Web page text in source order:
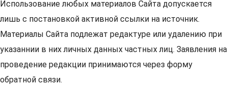
Использование любых материалов Сайта допускается
лишь с постановкой активной ссылки на источник.
Материалы Сайта подлежат редактуре или удалению при
указаннии в них личных данных частных лиц. Заявления на
проведение редакции принимаются через форму
обратной связи.